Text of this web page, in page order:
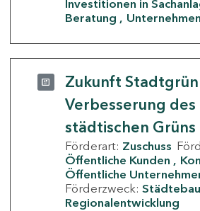
Investitionen in
Beratung
Zukunft Stadtgrün
Verbesserung des
städtischen Grüns
Förderart: Zuschuss
Öffentliche Kunden
Öffentliche
Förderzweck:
Regionalentwicklung